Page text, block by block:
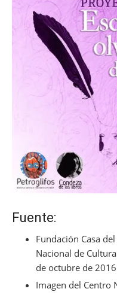
Fuente:
Fundación Casa
Nacional de
de octubre de
Imagen del Centro